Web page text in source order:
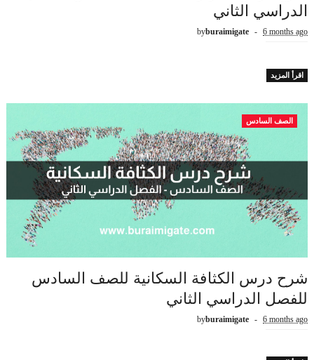
الدراسي الثاني
byburaimigate 6 months ago
اقرأ المزيد
الصف السادس
شرح درس الكثافة السكانية للصف السادس
للفصل الدراسي الثاني
byburaimigate 6 months ago